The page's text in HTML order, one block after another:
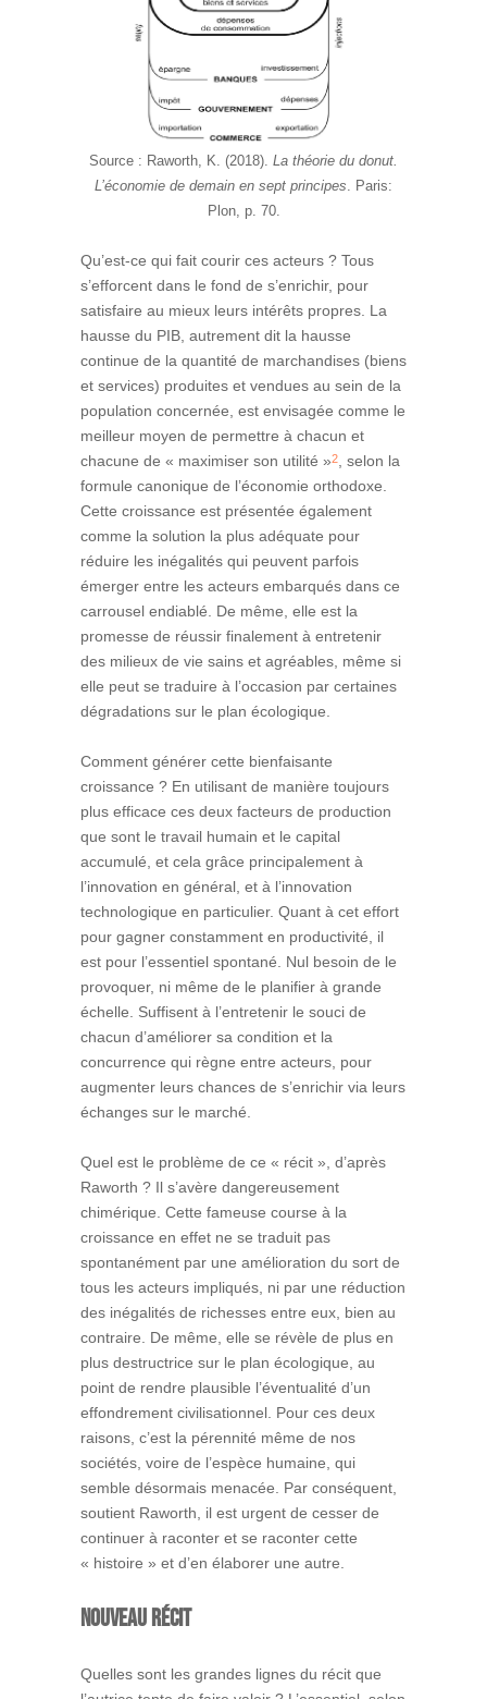
Source : Raworth, K. (2018). La théorie du donut.
L’économie de demain en sept principes. Paris:
Plon, p. 70.
Qu’est-ce qui fait courir ces acteurs ? Tous
s’efforcent dans le fond de s’enrichir, pour
satisfaire au mieux leurs intérêts propres. La
hausse du PIB, autrement dit la hausse
continue de la quantité de marchandises (biens
et services) produites et vendues au sein de la
population concernée, est envisagée comme le
meilleur moyen de permettre à chacun et
chacune de « maximiser son utilité »2
, selon la
formule canonique de l’économie orthodoxe.
Cette croissance est présentée également
comme la solution la plus adéquate pour
réduire les inégalités qui peuvent parfois
émerger entre les acteurs embarqués dans ce
carrousel endiablé. De même, elle est la
promesse de réussir finalement à entretenir
des milieux de vie sains et agréables, même si
elle peut se traduire à l’occasion par certaines
dégradations sur le plan écologique.
Comment générer cette bienfaisante
croissance ? En utilisant de manière toujours
plus efficace ces deux facteurs de production
que sont le travail humain et le capital
accumulé, et cela grâce principalement à
l’innovation en général, et à l’innovation
technologique en particulier. Quant à cet effort
pour gagner constamment en productivité, il
est pour l’essentiel spontané. Nul besoin de le
provoquer, ni même de le planifier à grande
échelle. Suffisent à l’entretenir le souci de
chacun d’améliorer sa condition et la
concurrence qui règne entre acteurs, pour
augmenter leurs chances de s’enrichir via leurs
échanges sur le marché.
Quel est le problème de ce « récit », d’après
Raworth ? Il s’avère dangereusement
chimérique. Cette fameuse course à la
croissance en effet ne se traduit pas
spontanément par une amélioration du sort de
tous les acteurs impliqués, ni par une réduction
des inégalités de richesses entre eux, bien au
contraire. De même, elle se révèle de plus en
plus destructrice sur le plan écologique, au
point de rendre plausible l’éventualité d’un
effondrement civilisationnel. Pour ces deux
raisons, c’est la pérennité même de nos
sociétés, voire de l’espèce humaine, qui
semble désormais menacée. Par conséquent,
soutient Raworth, il est urgent de cesser de
continuer à raconter et se raconter cette
« histoire » et d’en élaborer une autre.
Nouveau récit
Quelles sont les grandes lignes du récit que